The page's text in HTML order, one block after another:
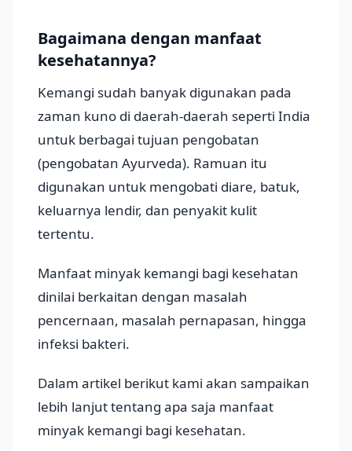
Bagaimana dengan manfaat
kesehatannya?
Kemangi sudah banyak digunakan pada
zaman kuno di daerah-daerah seperti India
untuk berbagai tujuan pengobatan
(pengobatan Ayurveda). Ramuan itu
digunakan untuk mengobati diare, batuk,
keluarnya lendir, dan penyakit kulit
tertentu.
Manfaat minyak kemangi bagi kesehatan
dinilai berkaitan dengan masalah
pencernaan, masalah pernapasan, hingga
infeksi bakteri.
Dalam artikel berikut kami akan sampaikan
lebih lanjut tentang apa saja manfaat
minyak kemangi bagi kesehatan.